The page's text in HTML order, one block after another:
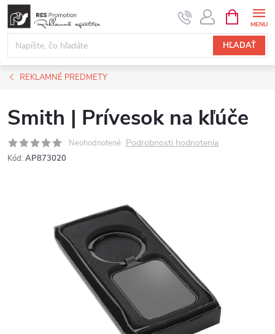
Prejsť
obsah
HĽADAŤ
KOŠÍK
REKLAMNÉ PREDMETY
Smith | Prívesok na kľúče
Neohodnotené Podrobnosti hodnotenia
Kód: AP873020